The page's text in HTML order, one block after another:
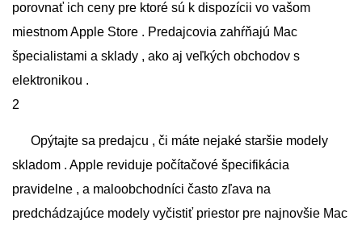
porovnať ich ceny pre ktoré sú k dispozícii vo vašom
miestnom Apple Store . Predajcovia zahŕňajú Mac
špecialistami a sklady , ako aj veľkých obchodov s
elektronikou .
2
Opýtajte sa predajcu , či máte nejaké staršie modely
skladom . Apple reviduje počítačové špecifikácia
pravidelne , a maloobchodníci často zľava na
predchádzajúce modely vyčistiť priestor pre najnovšie Mac